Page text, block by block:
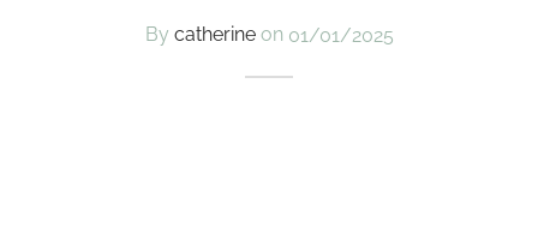
By catherineon 01/01/2025